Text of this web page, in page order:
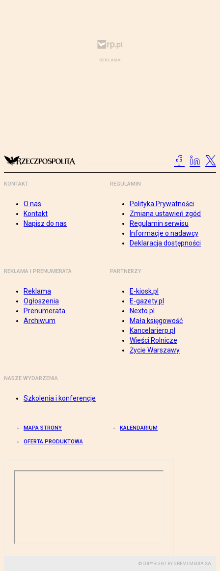
KONTAKT
O nas
Kontakt
Napisz do nas
REGULAMIN
Polityka Prywatności
Zmiana ustawień zgód
Regulamin serwisu
Informacje o nadawcy
Deklaracja dostępności
REKLAMA I PRENUMERATA
Reklama
Ogłoszenia
Prenumerata
Archiwum
PARTNERZY
E-kiosk.pl
E-gazety.pl
Nexto.pl
Mała księgowość
Kancelarierp.pl
Wieści Rolnicze
Życie Warszawy
NASZE WYDARZENIA
Szkolenia i konferencje
MAPA STRONY KALENDARIUM
OFERTA PRODUKTOWA
© COPYRIGHT BY GREMI MEDIA SA